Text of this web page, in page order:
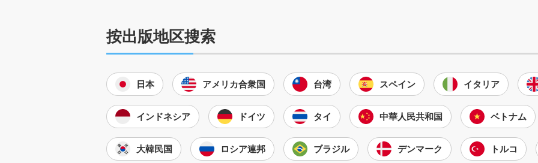
按出版地区搜索
日本 アメリカ合衆国 台湾 スペイン イタリア
インドネシア ドイツ タイ 中華人民共和国 ベトナム
大韓民国 ロシア連邦 ブラジル デンマーク トルコ